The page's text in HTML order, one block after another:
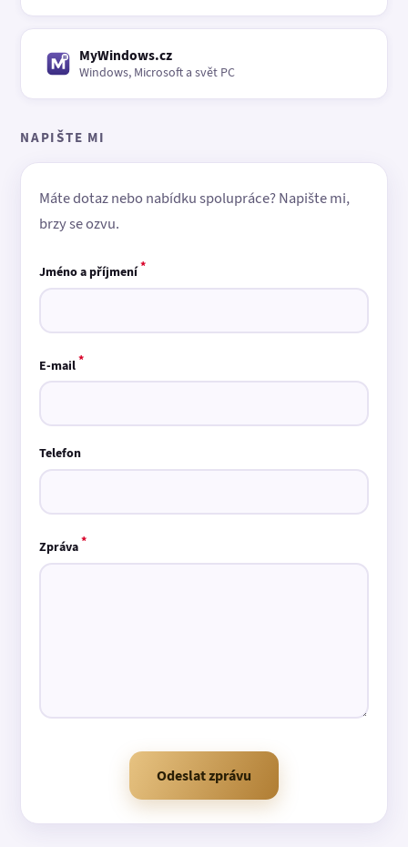
MyWindows.cz
Windows, Microsoft a svět PC
NAPIŠTE MI
Máte dotaz nebo nabídku spolupráce? Napište mi,
brzy se ozvu.
Jméno a příjmení*
E-mail*
Telefon
Zpráva*
Odeslat zprávu